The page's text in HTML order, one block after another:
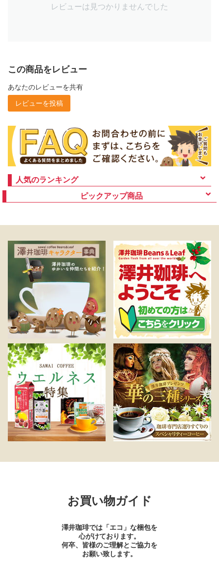
レビューは見つかりませんでした
この商品をレビュー
あなたのレビューを共有
レビューを投稿
人気のランキング
ピックアップ商品
お買い物ガイド
澤井珈琲では「エコ」な梱包を
心がけております。
何卒、皆様のご理解とご協力を
お願い致します。